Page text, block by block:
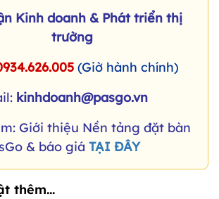
Kinh doanh & Phát triển thị
trường
(Giờ hành chính)
kinhdoanh@pasgo.vn
Giới thiệu Nền tảng đặt bàn
& báo giá TẠI ĐÂY
thêm...